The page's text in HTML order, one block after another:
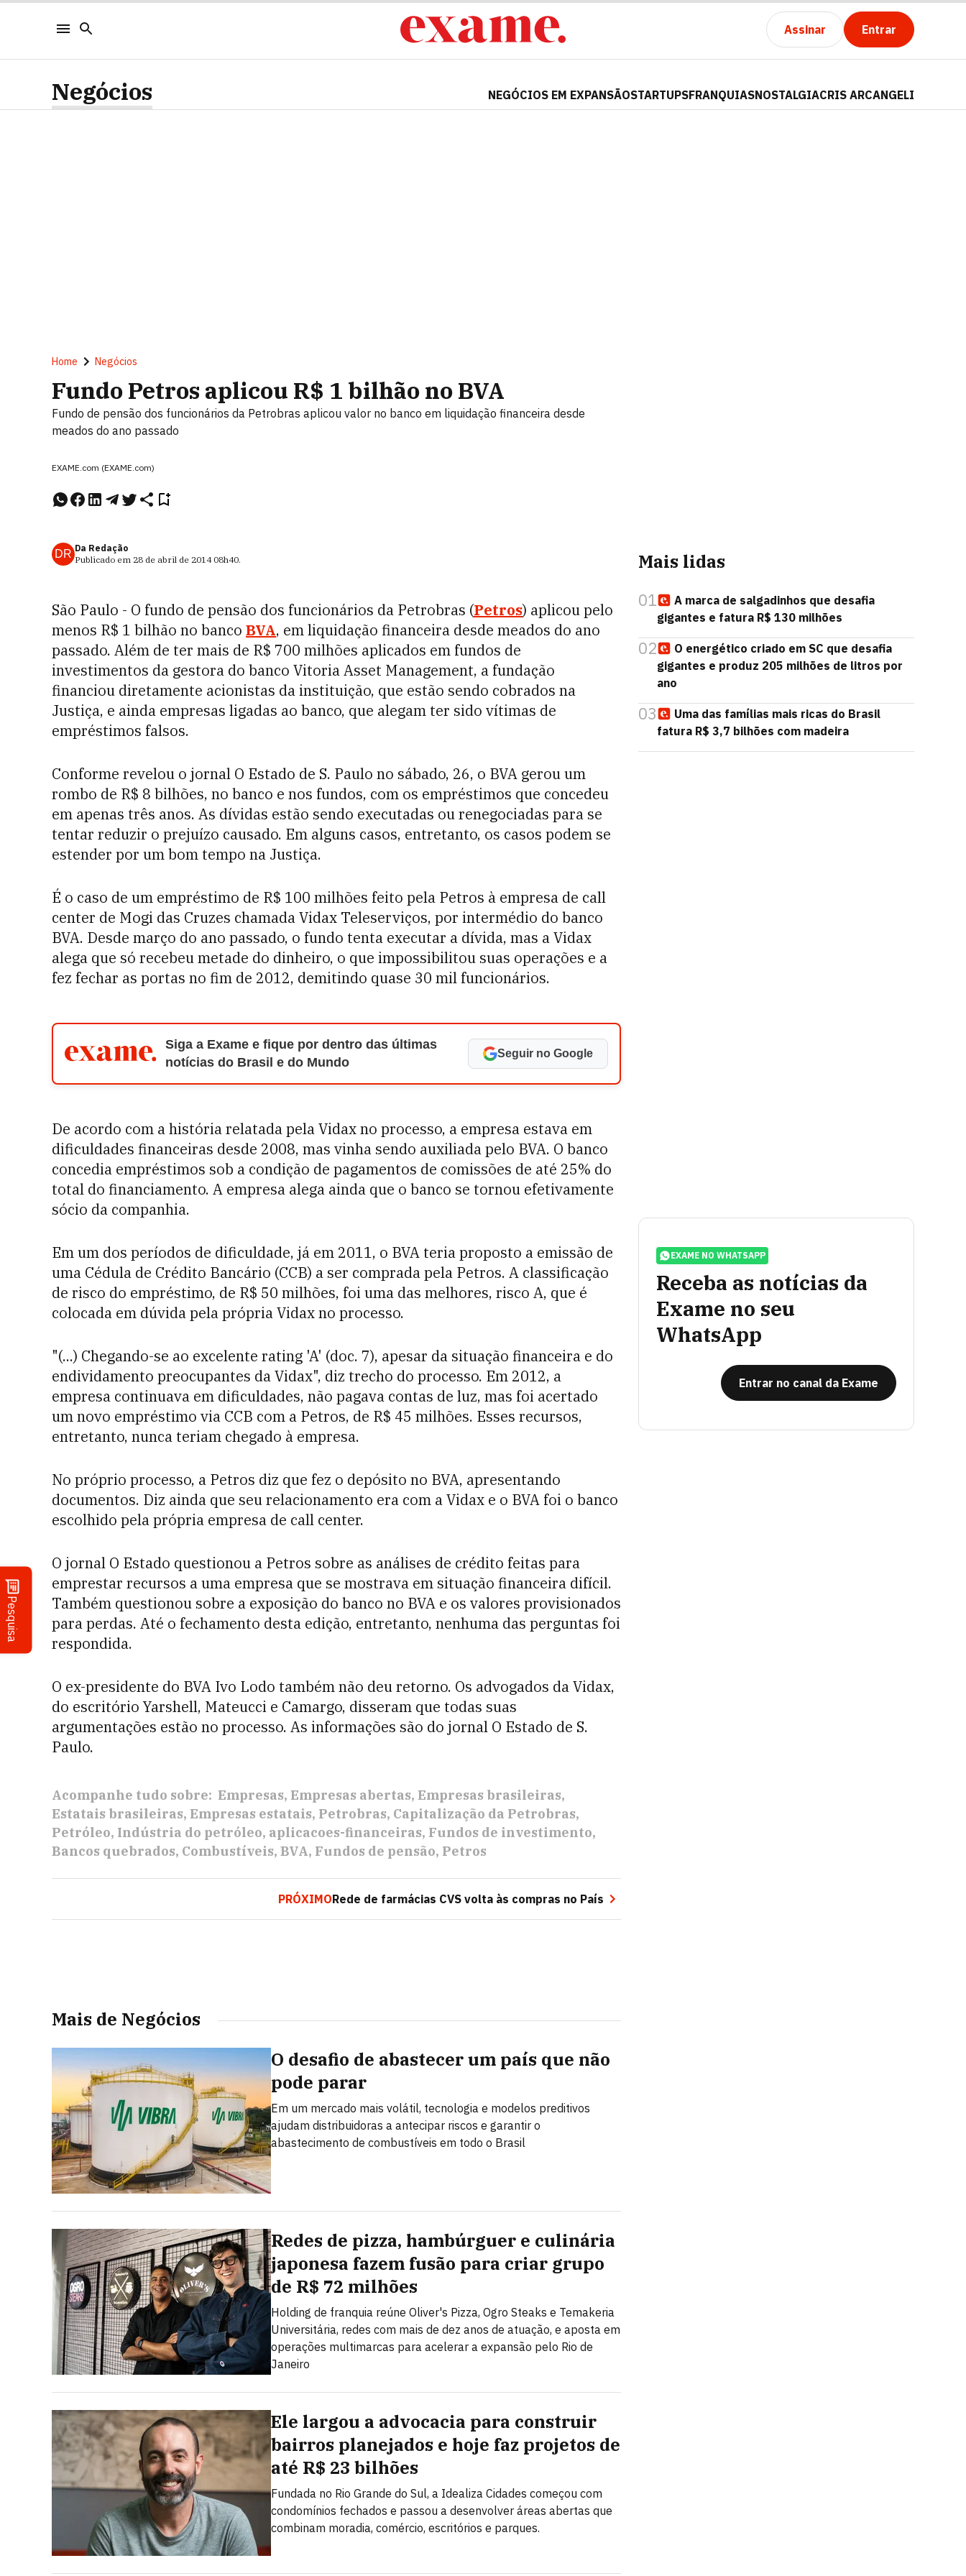
Assinar Entrar
Pesquisa
Negócios NEGÓCIOS EM EXPANSÃOSTARTUPSFRANQUIASNOSTALGIACRIS ARCANGELI
Home Negócios
Fundo Petros aplicou R$ 1 bilhão no BVA
Fundo de pensão dos funcionários da Petrobras aplicou valor no banco em liquidação financeira desde
meados do ano passado
EXAME.com (EXAME.com)
DR Da Redação
Publicado em 28 de abril de 2014 08h40.
São Paulo - O fundo de pensão dos funcionários da Petrobras (Petros) aplicou pelo
menos R$ 1 bilhão no banco BVA, em liquidação financeira desde meados do ano
passado. Além de ter mais de R$ 700 milhões aplicados em fundos de
investimentos da gestora do banco Vitoria Asset Management, a fundação
financiou diretamente acionistas da instituição, que estão sendo cobrados na
Justiça, e ainda empresas ligadas ao banco, que alegam ter sido vítimas de
empréstimos falsos.
Conforme revelou o jornal O Estado de S. Paulo no sábado, 26, o BVA gerou um
rombo de R$ 8 bilhões, no banco e nos fundos, com os empréstimos que concedeu
em apenas três anos. As dívidas estão sendo executadas ou renegociadas para se
tentar reduzir o prejuízo causado. Em alguns casos, entretanto, os casos podem se
estender por um bom tempo na Justiça.
É o caso de um empréstimo de R$ 100 milhões feito pela Petros à empresa de call
center de Mogi das Cruzes chamada Vidax Teleserviços, por intermédio do banco
BVA. Desde março do ano passado, o fundo tenta executar a dívida, mas a Vidax
alega que só recebeu metade do dinheiro, o que impossibilitou suas operações e a
fez fechar as portas no fim de 2012, demitindo quase 30 mil funcionários.
Siga a Exame e fique por dentro das últimas
notícias do Brasil e do Mundo
Seguir no Google
De acordo com a história relatada pela Vidax no processo, a empresa estava em
dificuldades financeiras desde 2008, mas vinha sendo auxiliada pelo BVA. O banco
concedia empréstimos sob a condição de pagamentos de comissões de até 25% do
total do financiamento. A empresa alega ainda que o banco se tornou efetivamente
sócio da companhia.
Em um dos períodos de dificuldade, já em 2011, o BVA teria proposto a emissão de
uma Cédula de Crédito Bancário (CCB) a ser comprada pela Petros. A classificação
de risco do empréstimo, de R$ 50 milhões, foi uma das melhores, risco A, que é
colocada em dúvida pela própria Vidax no processo.
"(...) Chegando-se ao excelente rating 'A' (doc. 7), apesar da situação financeira e do
endividamento preocupantes da Vidax", diz trecho do processo. Em 2012, a
empresa continuava em dificuldades, não pagava contas de luz, mas foi acertado
um novo empréstimo via CCB com a Petros, de R$ 45 milhões. Esses recursos,
entretanto, nunca teriam chegado à empresa.
No próprio processo, a Petros diz que fez o depósito no BVA, apresentando
documentos. Diz ainda que seu relacionamento era com a Vidax e o BVA foi o banco
escolhido pela própria empresa de call center.
O jornal O Estado questionou a Petros sobre as análises de crédito feitas para
emprestar recursos a uma empresa que se mostrava em situação financeira difícil.
Também questionou sobre a exposição do banco no BVA e os valores provisionados
para perdas. Até o fechamento desta edição, entretanto, nenhuma das perguntas foi
respondida.
O ex-presidente do BVA Ivo Lodo também não deu retorno. Os advogados da Vidax,
do escritório Yarshell, Mateucci e Camargo, disseram que todas suas
argumentações estão no processo. As informações são do jornal O Estado de S.
Paulo.
Acompanhe tudo sobre: Empresas Empresas abertas Empresas brasileiras
Estatais brasileiras Empresas estatais Petrobras Capitalização da Petrobras
Petróleo Indústria do petróleo aplicacoes-financeiras Fundos de investimento
Bancos quebrados Combustíveis BVA Fundos de pensão Petros
PRÓXIMORede de farmácias CVS volta às compras no País
Mais de Negócios
O desafio de abastecer um país que não
pode parar
Em um mercado mais volátil, tecnologia e modelos preditivos
ajudam distribuidoras a antecipar riscos e garantir o
abastecimento de combustíveis em todo o Brasil
Redes de pizza, hambúrguer e culinária
japonesa fazem fusão para criar grupo
de R$ 72 milhões
Holding de franquia reúne Oliver's Pizza, Ogro Steaks e Temakeria
Universitária, redes com mais de dez anos de atuação, e aposta em
operações multimarcas para acelerar a expansão pelo Rio de
Janeiro
Ele largou a advocacia para construir
bairros planejados e hoje faz projetos de
até R$ 23 bilhões
Fundada no Rio Grande do Sul, a Idealiza Cidades começou com
condomínios fechados e passou a desenvolver áreas abertas que
combinam moradia, comércio, escritórios e parques.
Mais lidas
01
A marca de salgadinhos que desafia
gigantes e fatura R$ 130 milhões
02
O energético criado em SC que desafia
gigantes e produz 205 milhões de litros por
ano
03
Uma das famílias mais ricas do Brasil
fatura R$ 3,7 bilhões com madeira
EXAME NO WHATSAPP
Receba as notícias da
Exame no seu
WhatsApp
Entrar no canal da Exame